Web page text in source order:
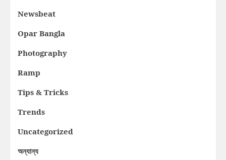
Newsbeat
Opar Bangla
Photography
Ramp
Tips & Tricks
Trends
Uncategorized
অন্যান্য